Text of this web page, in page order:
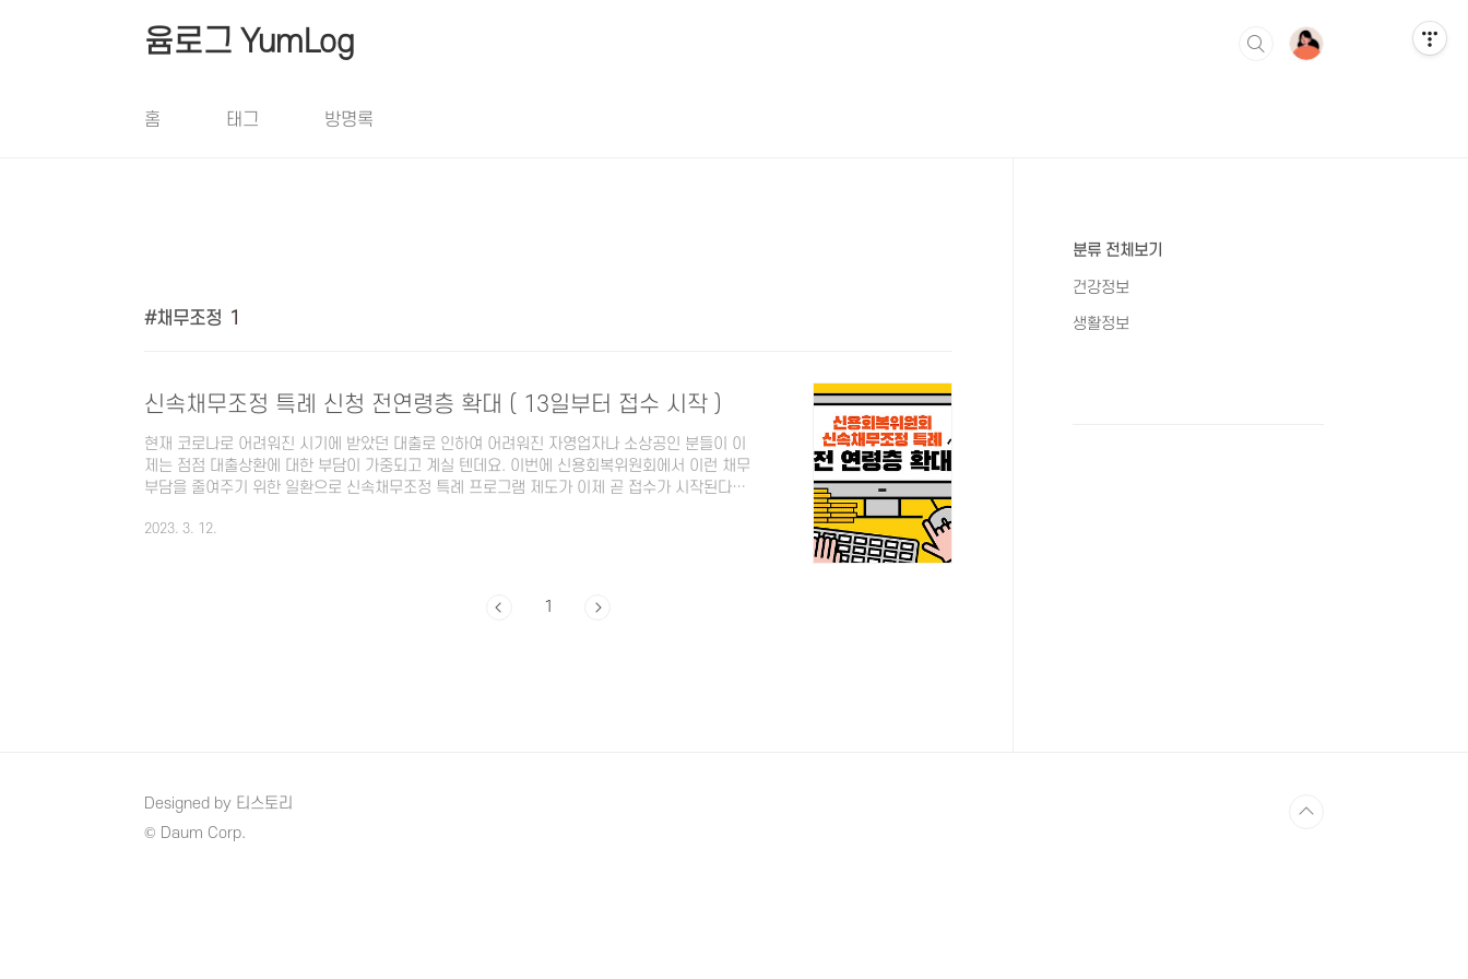
윰로그 YumLog
홈 태그 방명록
채무조정 1
신속채무조정 특례 신청 전연령층 확대 ( 13일부터 접수 시작 )
현재 코로나로 어려워진 시기에 받았던 대출로 인하여 어려워진 자영업자나 소상공인 분들이 이
제는 점점 대출상환에 대한 부담이 가중되고 계실 텐데요. 이번에 신용회복위원회에서 이런 채무
부담을 줄여주기 위한 일환으로 신속채무조정 특례 프로그램 제도가 이제 곧 접수가 시작된다고
어 만 34세 이하로 국한되어 있었습니다. 그런데 이번에 신속채무조정은 나이 제한을 없애고 청
이 좋겠습니다. 기존에 시행되었던 신속채무조정 청년특례에 많은 청년분들이..
2023. 3. 12.
1
분류 전체보기
건강정보
생활정보
Designed by 티스토리
© Daum Corp.